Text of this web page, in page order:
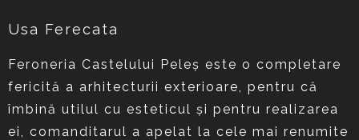
Usa Ferecata
Feroneria Castelului Peleş este o completare
fericită a arhitecturii exterioare, pentru că
îmbină utilul cu esteticul şi pentru realizarea
ei, comanditarul a apelat la cele mai renumite